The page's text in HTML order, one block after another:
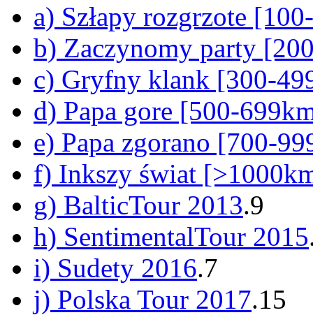
a) Szłapy rozgrzote
b) Zaczynomy party
c) Gryfny klank [300-
d) Papa gore [500-
e) Papa zgorano [700-
f) Inkszy świat
g) BalticTour 2013.9
h) SentimentalTour 2015
i) Sudety 2016.7
j) Polska Tour 2017.15